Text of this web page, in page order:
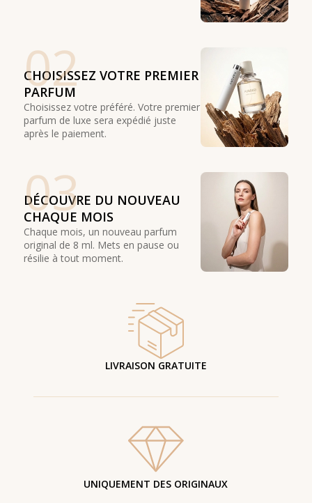
02
CHOISISSEZ VOTRE PREMIER
PARFUM
Choisissez votre préféré. Votre premier
parfum de luxe sera expédié juste
après le paiement.
03
DÉCOUVRE DU NOUVEAU
CHAQUE MOIS
Chaque mois, un nouveau parfum
original de 8 ml. Mets en pause ou
résilie à tout moment.
LIVRAISON GRATUITE
UNIQUEMENT DES ORIGINAUX